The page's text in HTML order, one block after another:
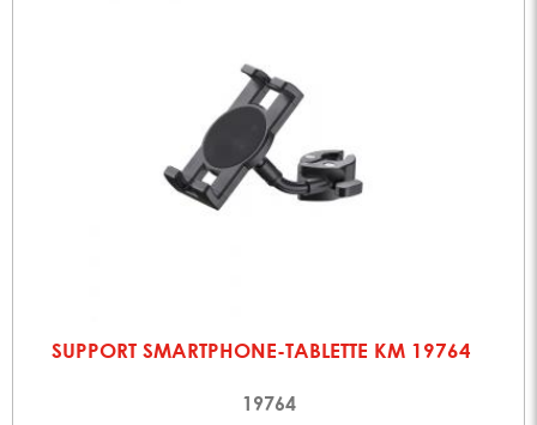
SUPPORT SMARTPHONE-TABLETTE KM 19764
19764